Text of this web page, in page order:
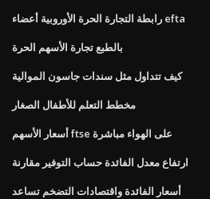
رابطة التجارة الحرة الأوروبية أعضاء efta
بالطبع تجارة الأسهم الحرة
كيف تتداول مثل سندات جاسون الموالية
مخطط التعلم للأطفال الصغار
أسعار الأسهم ftse على الهواء مباشرة
ارتفاع معدل الفائدة حساب التوفير مقارنة
أسعار الفائدة واقتصادات التضخم تساعد